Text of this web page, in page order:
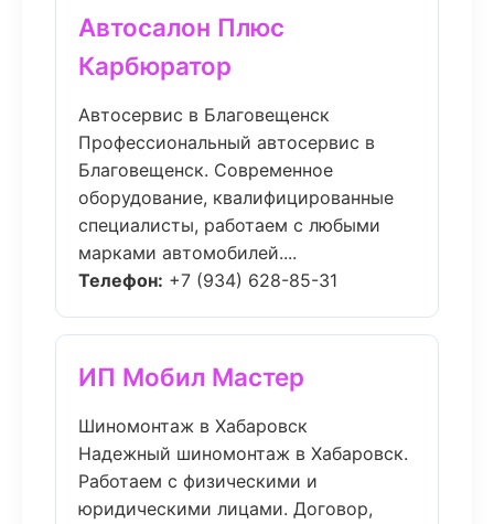
Автосалон Плюс
Карбюратор
Автосервис в Благовещенск
Профессиональный автосервис в
Благовещенск. Современное
оборудование, квалифицированные
специалисты, работаем с любыми
марками автомобилей....
Телефон: +7 (934) 628-85-31
ИП Мобил Мастер
Шиномонтаж в Хабаровск
Надежный шиномонтаж в Хабаровск.
Работаем с физическими и
юридическими лицами. Договор,